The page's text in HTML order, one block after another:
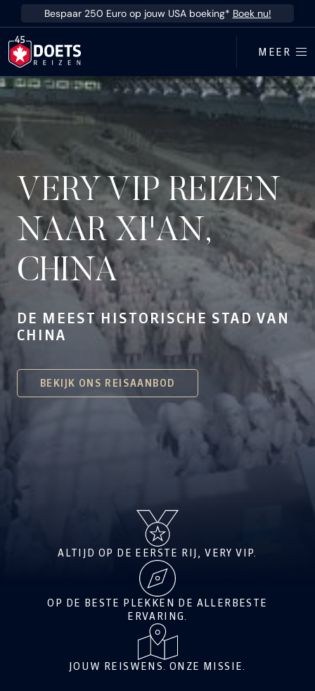
Ga direct naar inhoud
Bespaar 250 Euro op jouw USA boeking* Boek nu!
MEER
VERY VIP REIZEN
NAAR XI'AN,
CHINA
DE MEEST HISTORISCHE STAD VAN
CHINA
BEKIJK ONS REISAANBOD
ALTIJD OP DE EERSTE RIJ, VERY VIP.
OP DE BESTE PLEKKEN DE ALLERBESTE
ERVARING.
JOUW REISWENS. ONZE MISSIE.